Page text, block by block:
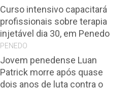
Curso intensivo capacitará
profissionais sobre terapia
injetável dia 30, em Penedo
PENEDO
Jovem penedense Luan
Patrick morre após quase
dois anos de luta contra o